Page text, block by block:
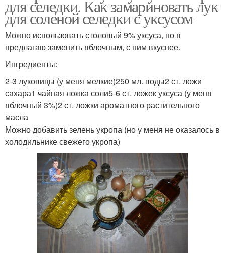
для селедки. Как замариновать лук
для соленой селедки с уксусом
Можно использовать столовый 9% уксуса, но я
предлагаю заменить яблочным, с ним вкуснее.
Ингредиенты:
2-3 луковицы (у меня мелкие)250 мл. воды2 ст. ложи
сахара1 чайная ложка соли5-6 ст. ложек уксуса (у меня
яблочный 3%)2 ст. ложки ароматного растительного
масла
Можно добавить зелень укропа (но у меня не оказалось в
холодильнике свежего укропа)